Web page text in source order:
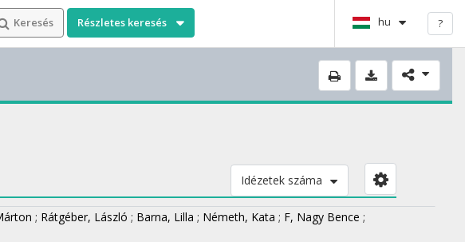
Keresés Részletes keresés hu ?
Idézetek száma
; Rátgéber, László ; Barna, Lilla ; Németh, Kata ; F, Nagy Bence ;